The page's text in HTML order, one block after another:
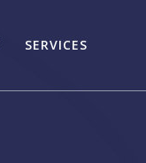
SERVICES